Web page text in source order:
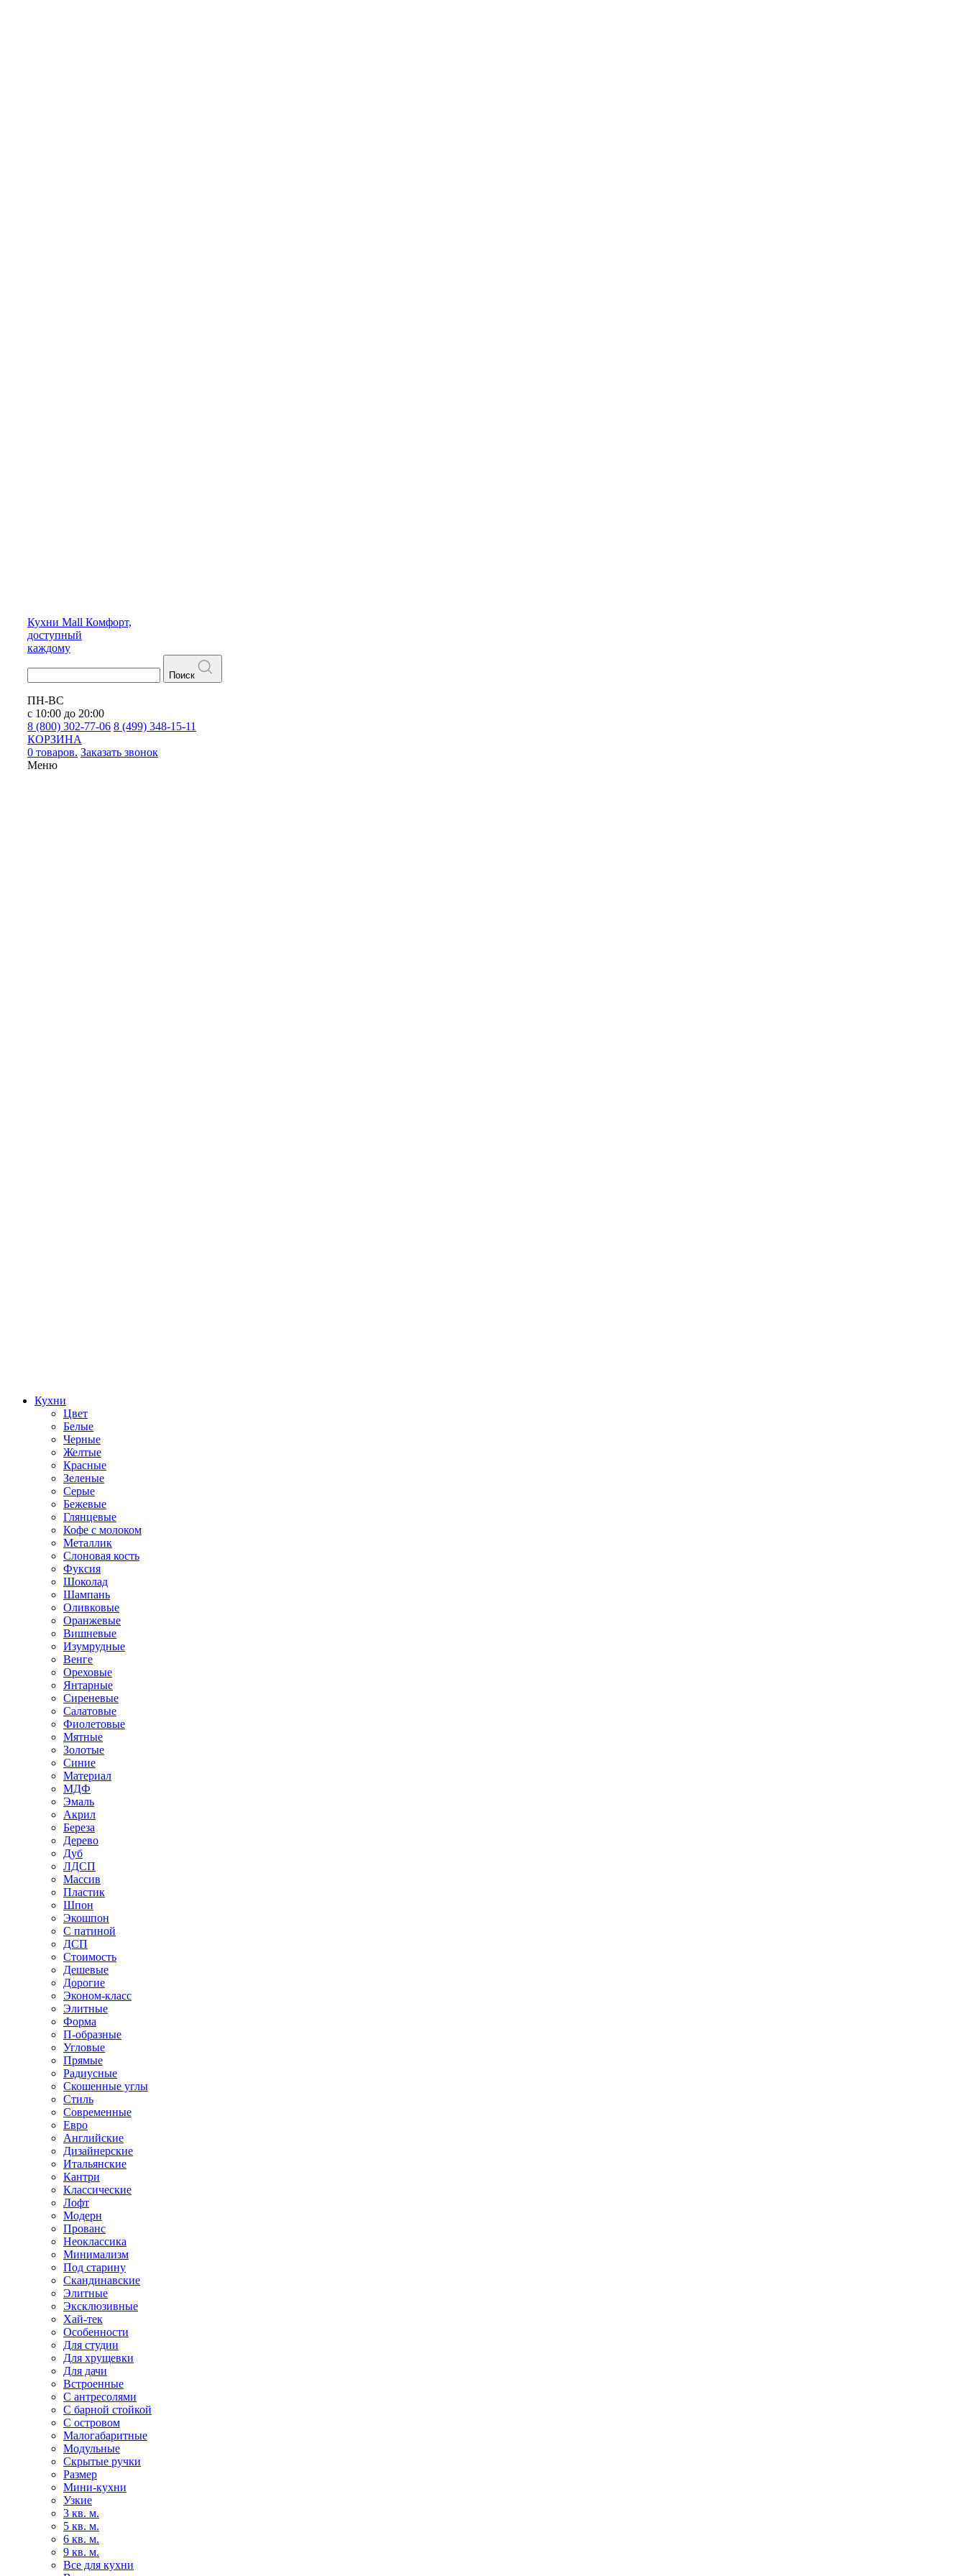
Кухни Mall Комфорт,
доступный
каждому
Поиск
ПН-ВС
с 10:00 до 20:00
8 (800) 302-77-06 8 (499) 348-15-11
КОРЗИНА
0 товаров. Заказать звонок
Меню
Кухни
Цвет
Белые
Черные
Желтые
Красные
Зеленые
Серые
Бежевые
Глянцевые
Кофе с молоком
Металлик
Слоновая кость
Фуксия
Шоколад
Шампань
Оливковые
Оранжевые
Вишневые
Изумрудные
Венге
Ореховые
Янтарные
Сиреневые
Салатовые
Фиолетовые
Мятные
Золотые
Синие
Материал
МДФ
Эмаль
Акрил
Береза
Дерево
Дуб
ЛДСП
Массив
Пластик
Шпон
Экошпон
С патиной
ДСП
Стоимость
Дешевые
Дорогие
Эконом-класс
Элитные
Форма
П-образные
Угловые
Прямые
Радиусные
Скошенные углы
Стиль
Современные
Евро
Английские
Дизайнерские
Итальянские
Кантри
Классические
Лофт
Модерн
Прованс
Неоклассика
Минимализм
Под старину
Скандинавские
Элитные
Эксклюзивные
Хай-тек
Особенности
Для студии
Для хрущевки
Для дачи
Встроенные
С антресолями
С барной стойкой
С островом
Малогабаритные
Модульные
Скрытые ручки
Размер
Мини-кухни
Узкие
3 кв. м.
5 кв. м.
6 кв. м.
9 кв. м.
Все для кухни